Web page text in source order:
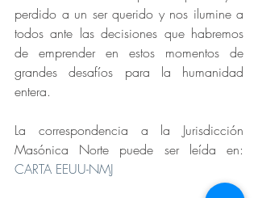
perdido a un ser querido y nos ilumine a
todos ante las decisiones que habremos
de emprender en estos momentos de
grandes desafíos para la humanidad
entera.
La correspondencia a la Jurisdicción
CARTA EEUU-NMJ